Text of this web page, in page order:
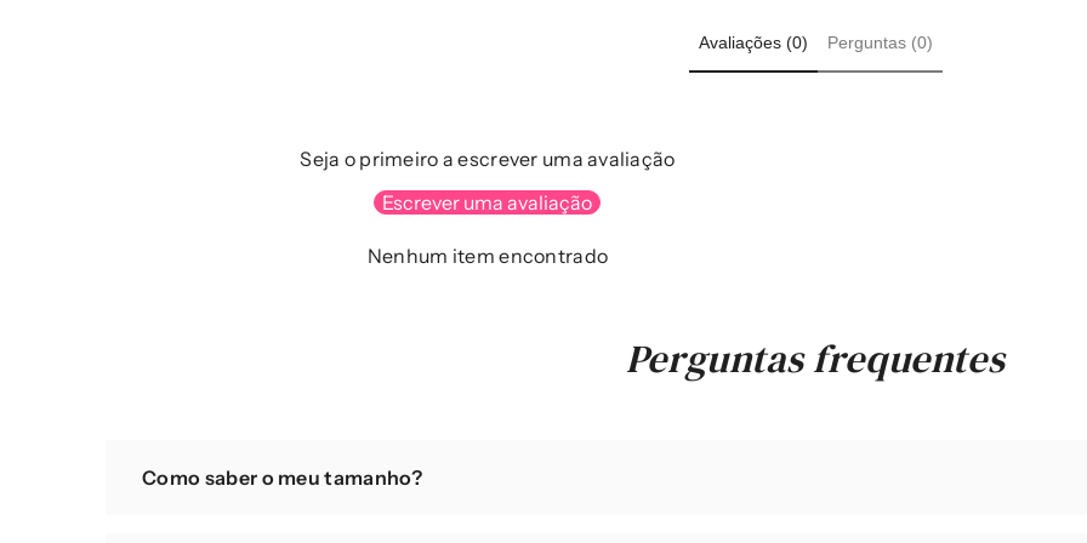
Avaliações (0) Perguntas (0)
Seja o primeiro a escrever uma avaliação
Escrever uma avaliação
Nenhum item encontrado
Perguntas frequentes
Como saber o meu tamanho?